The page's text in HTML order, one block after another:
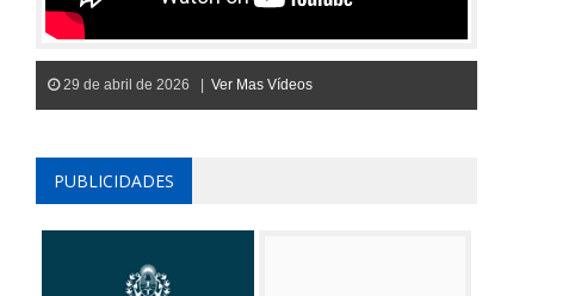
29 de abril de 2026 | Ver Mas Vídeos
PUBLICIDADES